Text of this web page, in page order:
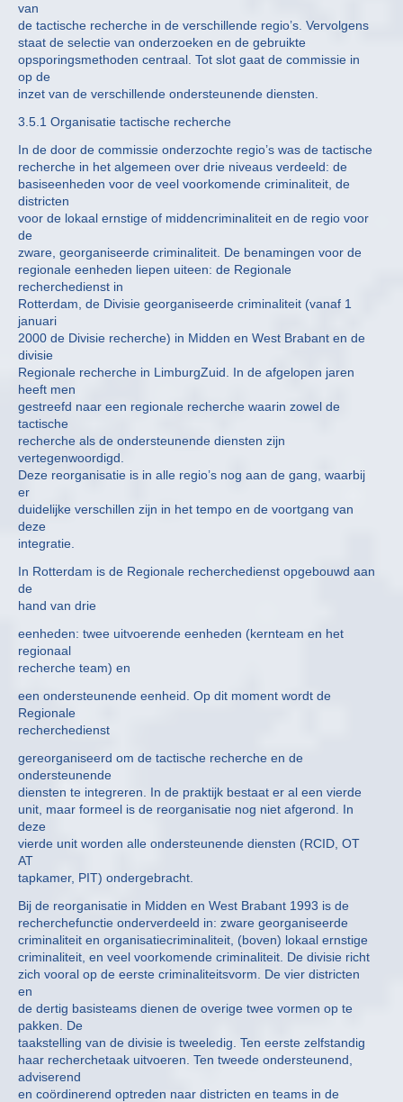
van
de tactische recherche in de verschillende regio’s. Vervolgens
staat de selectie van onderzoeken en de gebruikte
opsporingsmethoden centraal. Tot slot gaat de commissie in
op de
inzet van de verschillende ondersteunende diensten.
3.5.1 Organisatie tactische recherche
In de door de commissie onderzochte regio’s was de tactische
recherche in het algemeen over drie niveaus verdeeld: de
basiseenheden voor de veel voorkomende criminaliteit, de
districten
voor de lokaal ernstige of middencriminaliteit en de regio voor
de
zware, georganiseerde criminaliteit. De benamingen voor de
regionale eenheden liepen uiteen: de Regionale
recherchedienst in
Rotterdam, de Divisie georganiseerde criminaliteit (vanaf 1
januari
2000 de Divisie recherche) in Midden en West Brabant en de
divisie
Regionale recherche in LimburgZuid. In de afgelopen jaren
heeft men
gestreefd naar een regionale recherche waarin zowel de
tactische
recherche als de ondersteunende diensten zijn
vertegenwoordigd.
Deze reorganisatie is in alle regio’s nog aan de gang, waarbij
er
duidelijke verschillen zijn in het tempo en de voortgang van
deze
integratie.
In Rotterdam is de Regionale recherchedienst opgebouwd aan
de
hand van drie
eenheden: twee uitvoerende eenheden (kernteam en het
regionaal
recherche team) en
een ondersteunende eenheid. Op dit moment wordt de
Regionale
recherchedienst
gereorganiseerd om de tactische recherche en de
ondersteunende
diensten te integreren. In de praktijk bestaat er al een vierde
unit, maar formeel is de reorganisatie nog niet afgerond. In
deze
vierde unit worden alle ondersteunende diensten (RCID, OT
AT
tapkamer, PIT) ondergebracht.
Bij de reorganisatie in Midden en West Brabant 1993 is de
recherchefunctie onderverdeeld in: zware georganiseerde
criminaliteit en organisatiecriminaliteit, (boven) lokaal ernstige
criminaliteit, en veel voorkomende criminaliteit. De divisie richt
zich vooral op de eerste criminaliteitsvorm. De vier districten
en
de dertig basisteams dienen de overige twee vormen op te
pakken. De
taakstelling van de divisie is tweeledig. Ten eerste zelfstandig
haar recherchetaak uitvoeren. Ten tweede ondersteunend,
adviserend
en coördinerend optreden naar districten en teams in de